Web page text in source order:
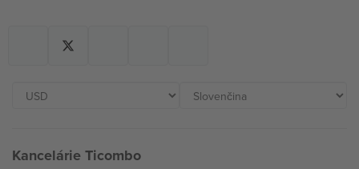
Kancelárie Ticombo